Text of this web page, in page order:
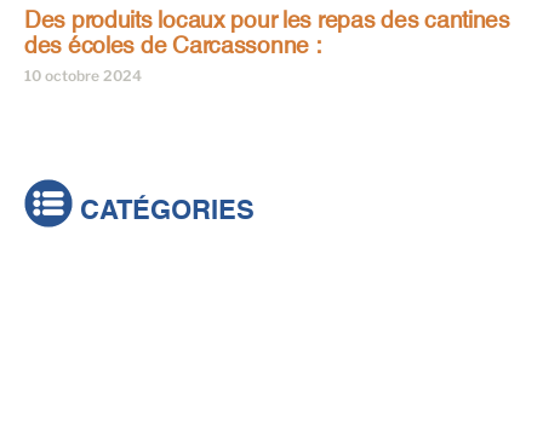
Des produits locaux pour les repas des cantines
des écoles de Carcassonne :
10 octobre 2024
CATÉGORIES